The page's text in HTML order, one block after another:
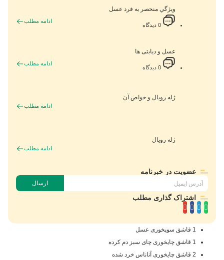
1 قاشق سوپخوری عسل
1 قاشق چایخوری چای سبز دم کرده
2 قاشق چایخوری آناناس خرد شده
ويژگي منحصر به فرد عسل
ادامه مطلب
0 دیدگاه
عسل و دیابتی ها
ادامه مطلب
0 دیدگاه
ژله رویال و خواص آن
ادامه مطلب
ژله رویال
ادامه مطلب
عضویت در خبرنامه
ارسال
اشتراک گذاری مطلب